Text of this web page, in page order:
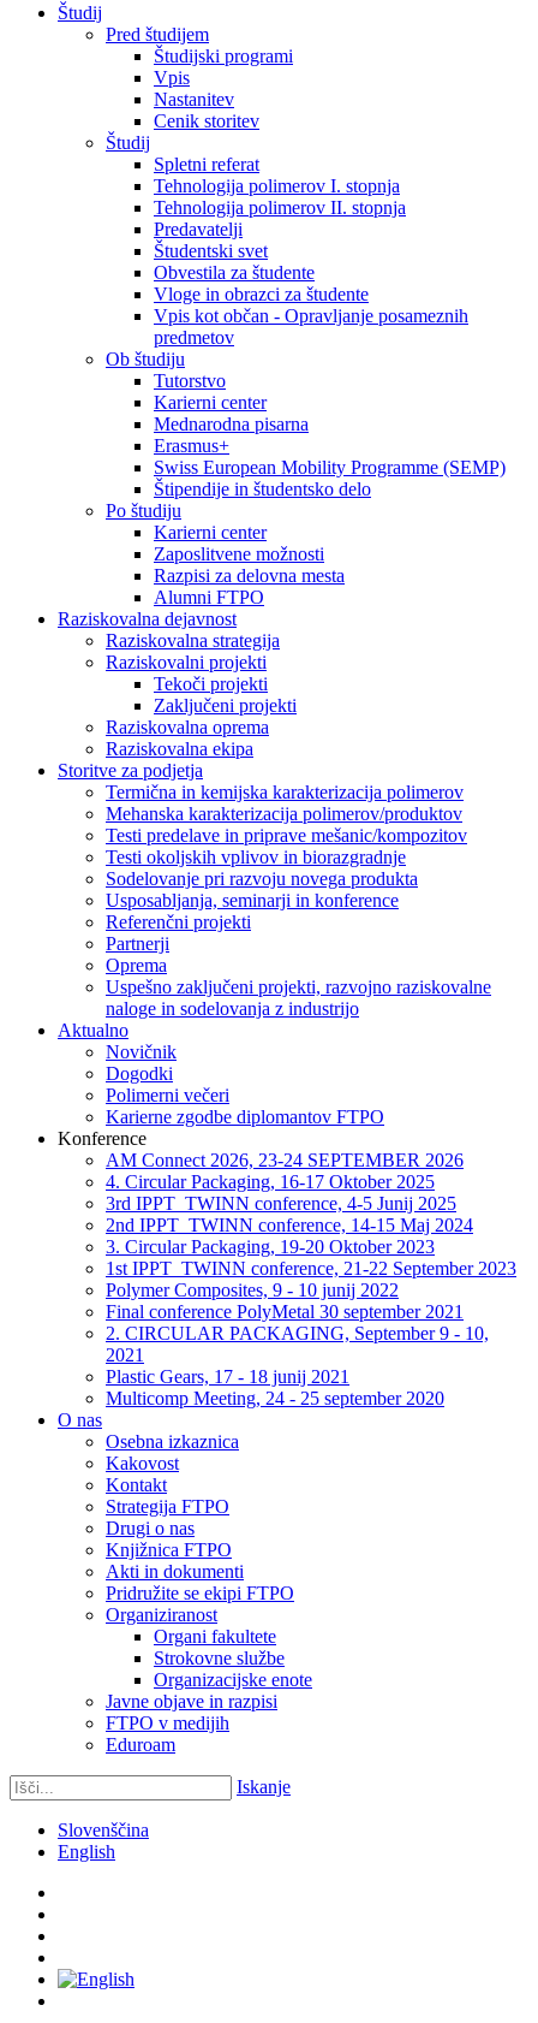
Študij
Pred študijem
Študijski programi
Vpis
Nastanitev
Cenik storitev
Študij
Spletni referat
Tehnologija polimerov I. stopnja
Tehnologija polimerov II. stopnja
Predavatelji
Študentski svet
Obvestila za študente
Vloge in obrazci za študente
Vpis kot občan - Opravljanje posameznih
predmetov
Ob študiju
Tutorstvo
Karierni center
Mednarodna pisarna
Erasmus+
Swiss European Mobility Programme (SEMP)
Štipendije in študentsko delo
Po študiju
Karierni center
Zaposlitvene možnosti
Razpisi za delovna mesta
Alumni FTPO
Raziskovalna dejavnost
Raziskovalna strategija
Raziskovalni projekti
Tekoči projekti
Zaključeni projekti
Raziskovalna oprema
Raziskovalna ekipa
Storitve za podjetja
Termična in kemijska karakterizacija polimerov
Mehanska karakterizacija polimerov/produktov
Testi predelave in priprave mešanic/kompozitov
Testi okoljskih vplivov in biorazgradnje
Sodelovanje pri razvoju novega produkta
Usposabljanja, seminarji in konference
Referenčni projekti
Partnerji
Oprema
Uspešno zaključeni projekti, razvojno raziskovalne
naloge in sodelovanja z industrijo
Aktualno
Novičnik
Dogodki
Polimerni večeri
Karierne zgodbe diplomantov FTPO
Konference
AM Connect 2026, 23-24 SEPTEMBER 2026
4. Circular Packaging, 16-17 Oktober 2025
3rd IPPT_TWINN conference, 4-5 Junij 2025
2nd IPPT_TWINN conference, 14-15 Maj 2024
3. Circular Packaging, 19-20 Oktober 2023
1st IPPT_TWINN conference, 21-22 September 2023
Polymer Composites, 9 - 10 junij 2022
Final conference PolyMetal 30 september 2021
2. CIRCULAR PACKAGING, September 9 - 10,
2021
Plastic Gears, 17 - 18 junij 2021
Multicomp Meeting, 24 - 25 september 2020
O nas
Osebna izkaznica
Kakovost
Kontakt
Strategija FTPO
Drugi o nas
Knjižnica FTPO
Akti in dokumenti
Pridružite se ekipi FTPO
Organiziranost
Organi fakultete
Strokovne službe
Organizacijske enote
Javne objave in razpisi
FTPO v medijih
Eduroam
Iskanje
Slovenščina
English